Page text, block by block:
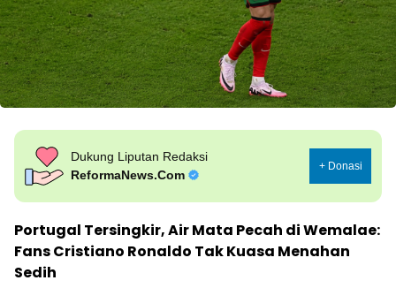
Dukung Liputan Redaksi
ReformaNews.Com
+ Donasi
Portugal Tersingkir, Air Mata Pecah di Wemalae:
Fans Cristiano Ronaldo Tak Kuasa Menahan
Sedih